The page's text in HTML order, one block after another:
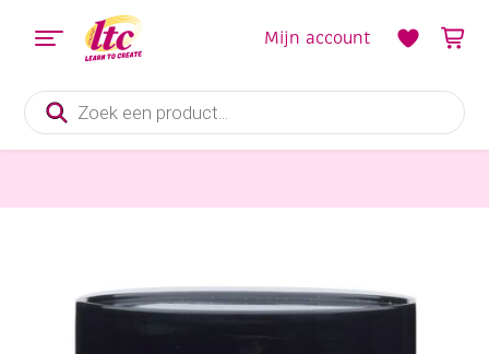
Producten
zoeken
Mijn account